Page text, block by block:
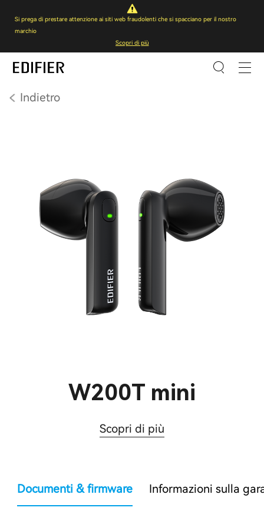
Si prega di prestare attenzione ai siti web fraudolenti che si spacciano per il nostro
marchio
Scopri di più
Indietro
W200T mini
Scopri di più
Documenti & firmware Informazioni sulla